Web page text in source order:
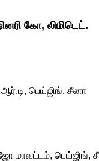
கோ, லிமிடெட்.
ஆர்.டி, பெய்ஜிங், சீனா
மாவட்டம், பெய்ஜிங்,